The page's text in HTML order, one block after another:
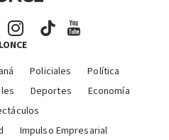
Policiales
Política
Deportes
Economía
Impulso Empresarial